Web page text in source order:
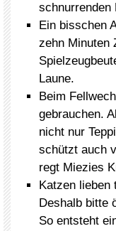
schnurrenden
Ein bisschen
zehn Minuten
Laune.
Beim
gebrauchen.
nicht nur
schützt auch
regt Miezies
Katzen lieben
Deshalb bitte
So entsteht